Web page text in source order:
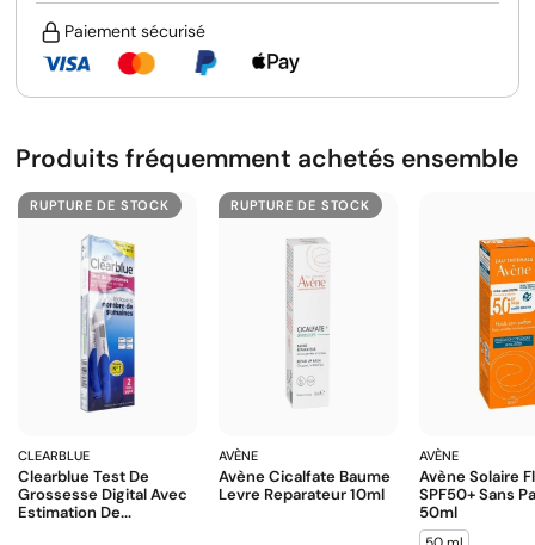
Paiement sécurisé
Produits fréquemment achetés ensemble
RUPTURE DE STOCK
CLEARBLUE
Clearblue Test De
Grossesse Digital Avec
Estimation De...
RUPTURE DE STOCK
AVÈNE
Avène Cicalfate Baume
Levre Reparateur 10ml
AVÈNE
Avène Solaire
SPF50+ Sans
50ml